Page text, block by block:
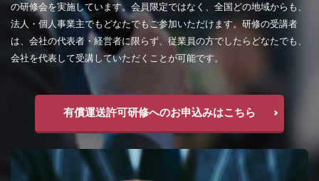
の研修会を実施しています。会員限定ではなく、全国どの地域からも、
法人・個人事業主でもどなたでもご参加いただけます。研修の受講者
は、会社の代表者・経営者に限らず、従業員の方でしたらどなたでも、
会社を代表して受講していただくことが可能です。
有償運送許可研修へのお申込みはこちら